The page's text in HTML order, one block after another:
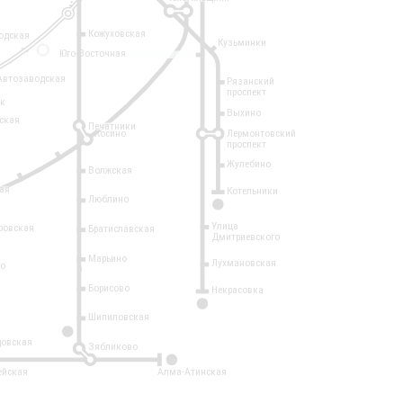
2
14
Кузьминки
Рязанский
проспект
Выхино
Лермонтовский
проспект
Жулебино
Котельники
Кожуховская
Печатники
Волжская
Люблино
Братиславская
Марьино
Борисово
Шипиловская
Зябликово
Алма-Атинская
Улица
Дмитриевского
Лухмановская
Некрасовка
Косино
Юго-Восточная